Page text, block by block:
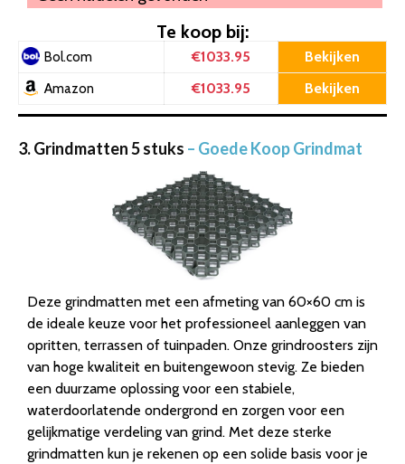
Te koop bij:
Bol.com €1033.95 Bekijken
Amazon €1033.95 Bekijken
3. Grindmatten 5 stuks – Goede Koop Grindmat
Deze grindmatten met een afmeting van 60×60 cm is
de ideale keuze voor het professioneel aanleggen van
opritten, terrassen of tuinpaden. Onze grindroosters zijn
van hoge kwaliteit en buitengewoon stevig. Ze bieden
een duurzame oplossing voor een stabiele,
waterdoorlatende ondergrond en zorgen voor een
gelijkmatige verdeling van grind. Met deze sterke
grindmatten kun je rekenen op een solide basis voor je